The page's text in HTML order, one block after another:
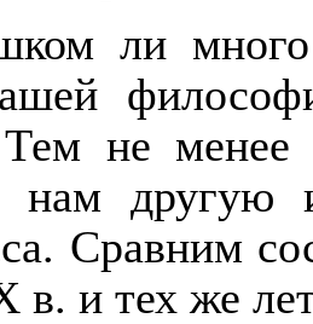
ли много
Тем не
нам другую
Сравним
в. и тех же